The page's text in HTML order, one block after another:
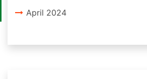
April 2024